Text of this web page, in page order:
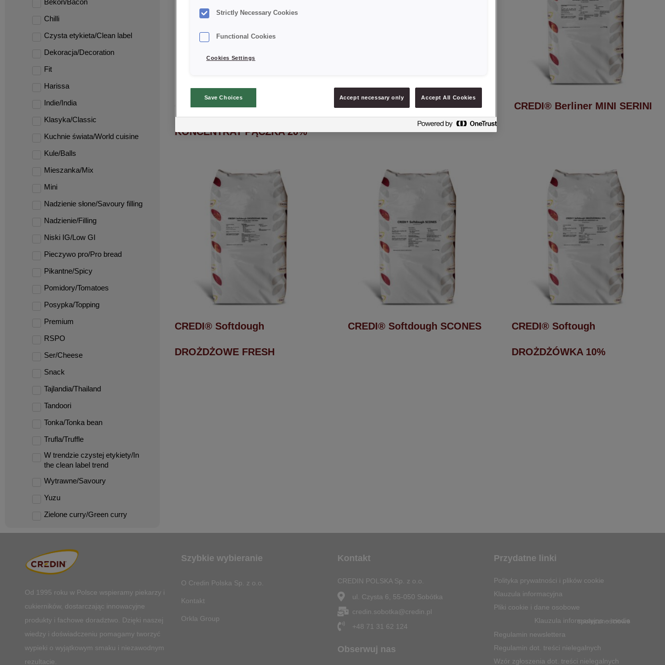
Bekon/Bacon
Chilli
Czysta etykieta/Clean label
Dekoracja/Decoration
Fit
Harissa
Indie/India
Klasyka/Classic
Kuchnie świata/World cuisine
Kule/Balls
Mieszanka/Mix
Mini
Nadzienie słone/Savoury filling
Nadzienie/Filling
Niski IG/Low GI
Pieczywo pro/Pro bread
Pikantne/Spicy
Pomidory/Tomatoes
Posypka/Topping
Premium
RSPO
Ser/Cheese
Snack
Tajlandia/Thailand
Tandoori
Tonka/Tonka bean
Trufla/Truffle
W trendzie czystej etykiety/In
the clean label trend
Wytrawne/Savoury
Yuzu
Zielone curry/Green curry
CREDI® Berliner
KONCENTRAT PĄCZKA 20%
CREDI® Berliner KRAFNE 20 CREDI® Berliner MINI SERINI
CREDI® Softdough
DROŻDŻOWE FRESH
CREDI® Softdough SCONES CREDI® Softough
DROŻDŻÓWKA 10%
Od 1995 roku w Polsce wspieramy piekarzy i
cukierników, dostarczając innowacyjne
produkty i fachowe doradztwo. Dzięki naszej
wiedzy i doświadczeniu pomagamy tworzyć
wypieki o wyjątkowym smaku i niezawodnym
rezultacie.
Szybkie wybieranie
O Credin Polska Sp. z o.o.
Kontakt
Orkla Group
Kontakt
CREDIN POLSKA Sp. z o.o.
ul. Czysta 6, 55-050 Sobótka
credin.sobotka@credin.pl
+48 71 31 62 124
Obserwuj nas
Przydatne linki
Polityka prywatności i plików cookie
Klauzula informacyjna
Pliki cookie i dane osobowe
Klauzula informacyjna – media społecznościowe
Regulamin newslettera
Regulamin dot. treści nielegalnych
Wzór zgłoszenia dot. treści nielegalnych
Strictly Necessary Cookies
Functional Cookies
Cookies Settings
Save Choices Accept necessary only Accept All Cookies